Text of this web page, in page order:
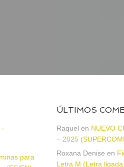
-
para
ÚLTIMOS
Raquel en NUEVO
– 2025
Roxana Denise en
Letra M (Letra